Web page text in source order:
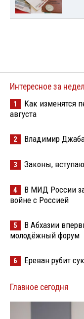
Интересное за
1
Как изменятся
августа
2 Владимир
3 Законы,
4
В МИД России
войне с Россией
5
В Абхазии
молодёжный форум
6 Ереван рубит
Главное сегодня